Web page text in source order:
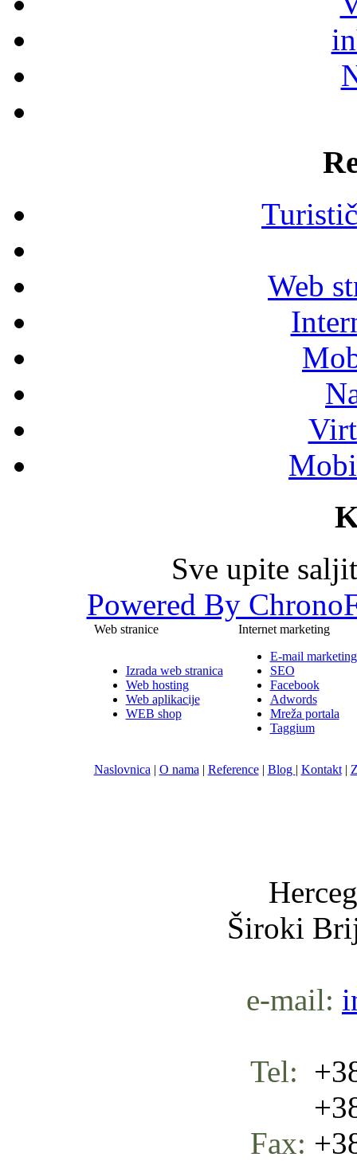
Web
Sve upite
Powered By
Web stranice Internet marketing
Izrada web stranica
Web hosting
Web aplikacije
WEB shop
E-mail marketing
SEO
Facebook
Adwords
Mreža portala
Taggium
Naslovnica | O nama | Reference| Blog | Kontakt|
Široki
e-mail:
Tel:
+387
Fax: